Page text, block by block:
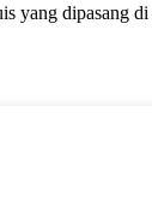
yang dipasang